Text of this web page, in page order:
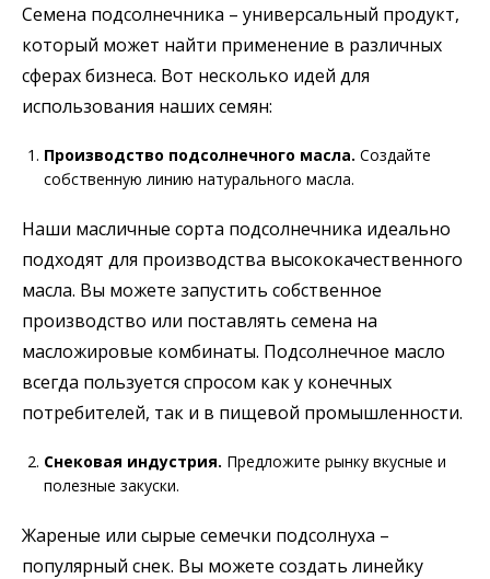
Семена подсолнечника – универсальный продукт,
который может найти применение в различных
сферах бизнеса. Вот несколько идей для
использования наших семян:
Производство подсолнечного масла. Создайте
собственную линию натурального масла.
Наши масличные сорта подсолнечника идеально
подходят для производства высококачественного
масла. Вы можете запустить собственное
производство или поставлять семена на
масложировые комбинаты. Подсолнечное масло
всегда пользуется спросом как у конечных
потребителей, так и в пищевой промышленности.
Снековая индустрия. Предложите рынку вкусные и
полезные закуски.
Жареные или сырые семечки подсолнуха –
популярный снек. Вы можете создать линейку